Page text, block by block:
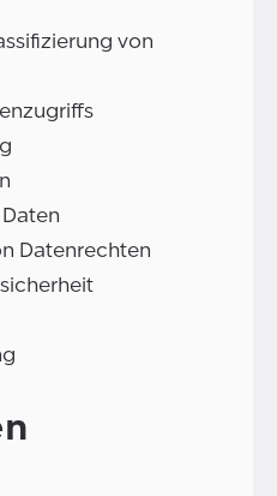
von
Datenrechten